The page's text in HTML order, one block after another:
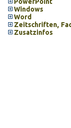
Windows
Word
Zeitschriften,
Zusatzinfos